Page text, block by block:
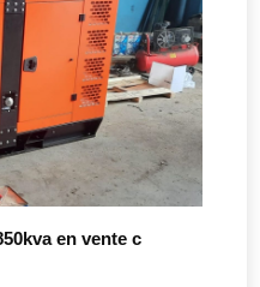
en vente c